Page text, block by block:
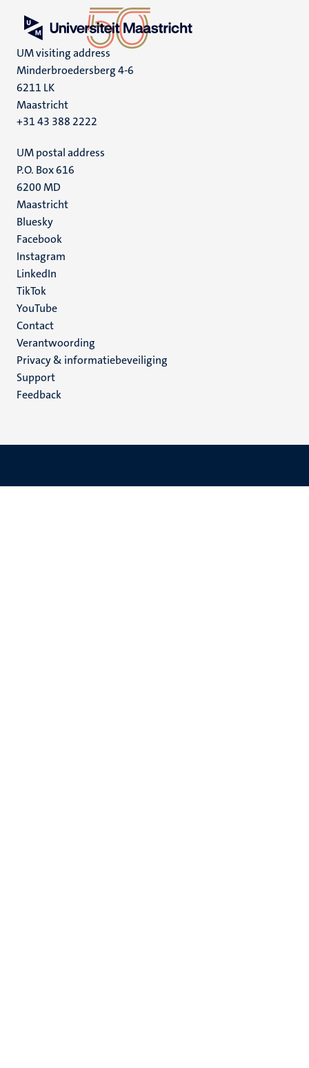
UM visiting address
Minderbroedersberg 4-6
6211 LK
Maastricht
+31 43 388 2222
UM postal address
P.O. Box 616
6200 MD
Maastricht
Social
media
Bluesky
Facebook
Instagram
LinkedIn
TikTok
YouTube
Menu
footer
(NL)
Contact
Verantwoording
Privacy & informatiebeveiliging
Support
Feedback